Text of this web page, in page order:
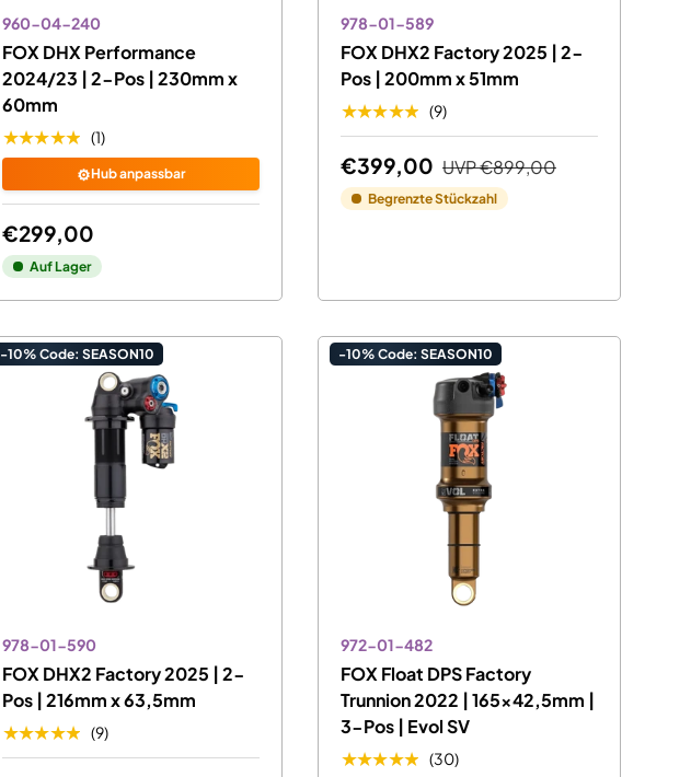
960-04-240
FOX DHX Performance
2024/23 | 2-Pos | 230mm x
60mm
★★★★★ (1)
⚙️Hub anpassbar
€299,00
Auf Lager
978-01-589
FOX DHX2 Factory 2025 | 2-
Pos | 200mm x 51mm
★★★★★ (9)
€399,00 UVP€899,00
Begrenzte Stückzahl
-10% Code: SEASON10
978-01-590
FOX DHX2 Factory 2025 | 2-
Pos | 216mm x 63,5mm
★★★★★ (9)
-10% Code: SEASON10
972-01-482
FOX Float DPS Factory
Trunnion 2022 | 165x42,5mm |
3-Pos | Evol SV
★★★★★ (30)